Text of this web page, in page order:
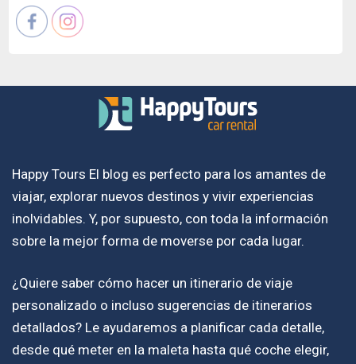
Happy Tours El blog es perfecto para los amantes de
viajar, explorar nuevos destinos y vivir experiencias
inolvidables. Y, por supuesto, con toda la información
sobre la mejor forma de moverse por cada lugar.
¿Quiere saber cómo hacer un itinerario de viaje
personalizado o incluso sugerencias de itinerarios
detallados? Le ayudaremos a planificar cada detalle,
desde qué meter en la maleta hasta qué coche elegir,